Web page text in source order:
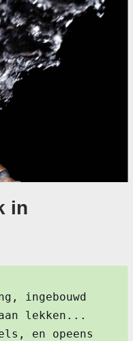
in
ingebouwd
lekken...
en opeens